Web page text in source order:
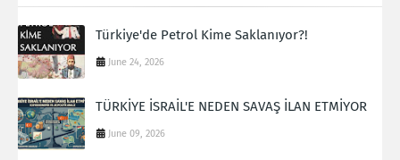
Türkiye'de Petrol Kime Saklanıyor?!
June 24, 2026
TÜRKİYE İSRAİL'E NEDEN SAVAŞ İLAN ETMİYOR
June 09, 2026